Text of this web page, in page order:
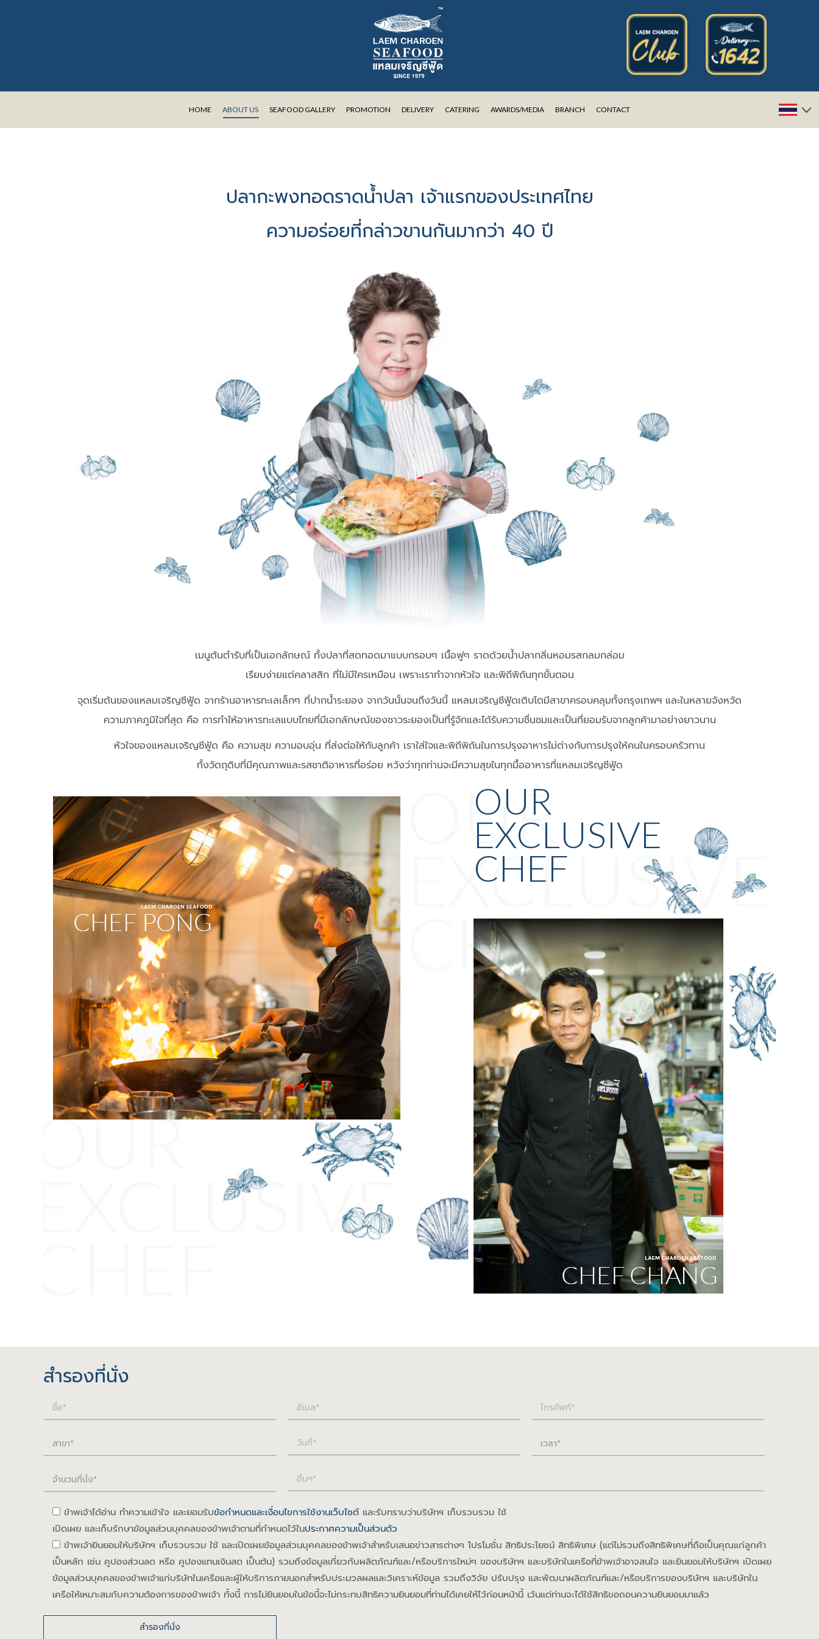
HOME ABOUT US SEAFOOD GALLERY PROMOTION DELIVERY CATERING AWARDS/MEDIA BRANCH CONTACT
ปลากะพงทอดราดน้ำปลา เจ้าแรกของประเทศไทย
ความอร่อยที่กล่าวขานกันมากว่า 40 ปี
เมนูต้นตำรับที่เป็นเอกลักษณ์ ทั้งปลาที่สดทอดมาแบบกรอบๆ เนื้อฟูๆ ราดด้วยน้ำปลากลิ่นหอมรสกลมกล่อม
เรียบง่ายแต่คลาสสิก ที่ไม่มีใครเหมือน เพราะเราทำจากหัวใจ และพิถีพิถันทุกขั้นตอน
จุดเริ่มต้นของแหลมเจริญซีฟู้ด จากร้านอาหารทะเลเล็กๆ ที่ปากน้ำระยอง จากวันนั้นจนถึงวันนี้ แหลมเจริญซีฟู้ดเติบโตมีสาขาครอบคลุมทั้งกรุงเทพฯ และในหลายจังหวัด
ความภาคภูมิใจที่สุด คือ การทำให้อาหารทะเลแบบไทยที่มีเอกลักษณ์ของชาวระยองเป็นที่รู้จักและได้รับความชื่นชมและเป็นที่ยอมรับจากลูกค้ามาอย่างยาวนาน
หัวใจของแหลมเจริญซีฟู้ด คือ ความสุข ความอบอุ่น ที่ส่งต่อให้กับลูกค้า เราใส่ใจและพิถีพิถันในการปรุงอาหารไม่ต่างกับการปรุงให้คนในครอบครัวทาน
ทั้งวัตถุดิบที่มีคุณภาพและรสชาติอาหารที่อร่อย หวังว่าทุกท่านจะมีความสุขในทุกมื้ออาหารที่แหลมเจริญซีฟู้ด
OUR
EXCLUSIVE
CHEF
สำรองที่นั่ง
ข้าพเจ้าได้อ่าน ทำความเข้าใจ และยอมรับข้อกำหนดและเงื่อนไขการใช้งานเว็บไซต์ และรับทราบว่าบริษัทฯ เก็บรวบรวม ใช้
เปิดเผย และเก็บรักษาข้อมูลส่วนบุคคลของข้าพเจ้าตามที่กำหนดไว้ในประกาศความเป็นส่วนตัว
ข้าพเจ้ายินยอมให้บริษัทฯ เก็บรวบรวม ใช้ และเปิดเผยข้อมูลส่วนบุคคลของข้าพเจ้าสำหรับเสนอข่าวสารต่างๆ โปรโมชั่น สิทธิประโยชน์ สิทธิพิเศษ (แต่ไม่รวมถึงสิทธิพิเศษที่ถือเป็นคุณแก่ลูกค้า
เป็นหลัก เช่น คูปองส่วนลด หรือ คูปองแทนเงินสด เป็นต้น) รวมถึงข้อมูลเกี่ยวกับผลิตภัณฑ์และ/หรือบริการใหม่ๆ ของบริษัทฯ และบริษัทในเครือที่ข้าพเจ้าอาจสนใจ และยินยอมให้บริษัทฯ เปิดเผย
ข้อมูลส่วนบุคคลของข้าพเจ้าแก่บริษัทในเครือและผู้ให้บริการภายนอกสำหรับประมวลผลและวิเคราะห์ข้อมูล รวมถึงวิจัย ปรับปรุง และพัฒนาผลิตภัณฑ์และ/หรือบริการของบริษัทฯ และบริษัทใน
เครือให้เหมาะสมกับความต้องการของข้าพเจ้า ทั้งนี้ การไม่ยินยอมในข้อนี้จะไม่กระทบสิทธิความยินยอมที่ท่านได้เคยให้ไว้ก่อนหน้านี้ เว้นแต่ท่านจะได้ใช้สิทธิขอถอนความยินยอมมาแล้ว